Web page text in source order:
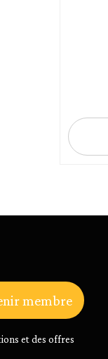
membre
et des offres